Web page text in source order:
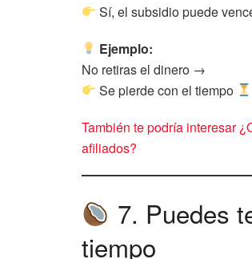
Sí, el subsidio puede
Ejemplo:
No retiras el dinero →
Se pierde con el tiempo
También te podría interesar
afiliados?
7. Puedes
tiempo